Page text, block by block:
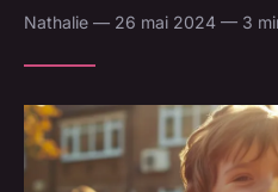
Nathalie — 26 mai 2024 — 3